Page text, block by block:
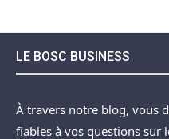
LE BOSC BUSINESS
À travers notre blog, vous
fiables à vos questions sur